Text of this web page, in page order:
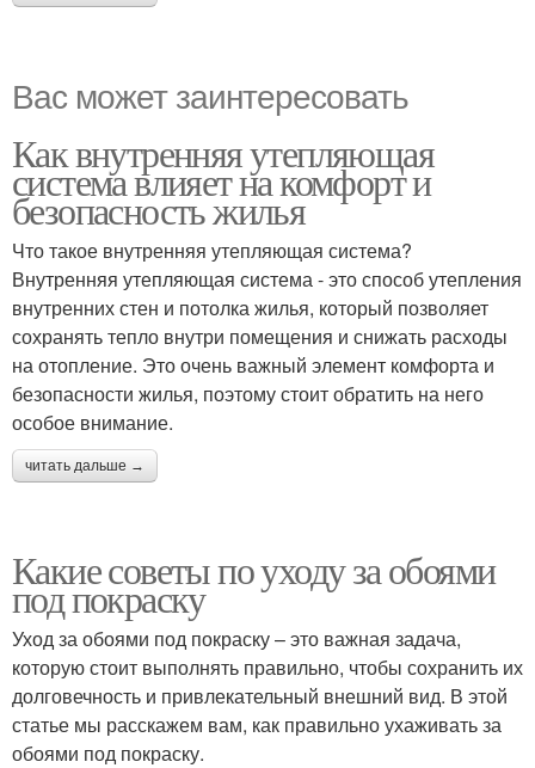
Вас может заинтересовать
Как внутренняя утепляющая
система влияет на комфорт и
безопасность жилья
Что такое внутренняя утепляющая система?
Внутренняя утепляющая система - это способ утепления
внутренних стен и потолка жилья, который позволяет
сохранять тепло внутри помещения и снижать расходы
на отопление. Это очень важный элемент комфорта и
безопасности жилья, поэтому стоит обратить на него
особое внимание.
читать дальше →
Какие советы по уходу за обоями
под покраску
Уход за обоями под покраску – это важная задача,
которую стоит выполнять правильно, чтобы сохранить их
долговечность и привлекательный внешний вид. В этой
статье мы расскажем вам, как правильно ухаживать за
обоями под покраску.